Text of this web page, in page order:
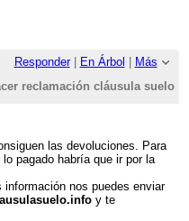
Responder| En Árbol
Más
reclamación cláusula suelo
las devoluciones. Para
pagado habría que ir por la
nos puedes enviar
y te